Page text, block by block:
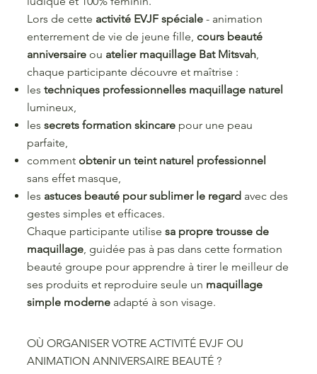
Lors de cette activité EVJF spéciale - animation
enterrement de vie de jeune fille, cours beauté
anniversaireou atelier maquillage Bat Mitsvah,
chaque participante découvre et maîtrise :
lestechniques professionnelles maquillage naturel
lumineux,
lessecrets formation skincare pour une peau
parfaite,
comment obtenir un teint naturel professionnel
sans effet masque,
les astuces beauté pour sublimer le regard avec des
gestes simples et efficaces.
Chaque participante utilisesa propre trousse de
maquillage, guidée pas à pas dans cette formation
beauté groupe pour apprendre à tirer le meilleur de
ses produits et reproduire seule un maquillage
simple moderne adapté à son visage.
OÙ ORGANISER VOTRE ACTIVITÉ EVJF OU
ANIMATION ANNIVERSAIRE BEAUTÉ ?